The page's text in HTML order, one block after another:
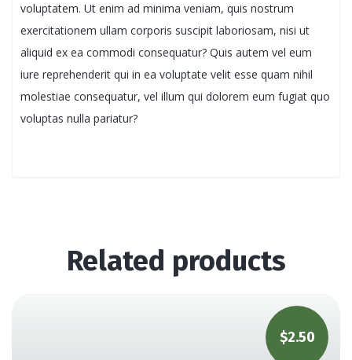
voluptatem. Ut enim ad minima veniam, quis nostrum
exercitationem ullam corporis suscipit laboriosam, nisi ut
aliquid ex ea commodi consequatur? Quis autem vel eum
iure reprehenderit qui in ea voluptate velit esse quam nihil
molestiae consequatur, vel illum qui dolorem eum fugiat quo
voluptas nulla pariatur?
Related products
$2.50